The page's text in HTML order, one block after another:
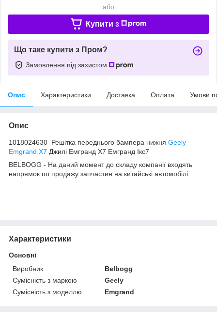
або
Купити з
Що таке купити з Пром?
Замовлення під захистом
Опис Характеристики Доставка Оплата Умови
Опис
1018024630 Решітка переднього бампера нижня Geely
Emgrand X7 Джилі Емгранд X7 Емгранд Ікс7
BELBOGG - На даний момент до складу компанії входять
напрямок по продажу запчастин на китайські автомобілі.
Характеристики
Основні
Виробник
Belbogg
Сумісність з маркою
Geely
Сумісність з моделлю
Emgrand